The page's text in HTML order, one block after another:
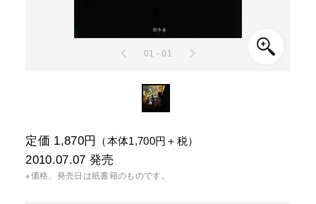
01 - 01
定価 1,870円 （本体1,700円＋税）
2010.07.07 発売
※価格、発売日は紙書籍のものです。